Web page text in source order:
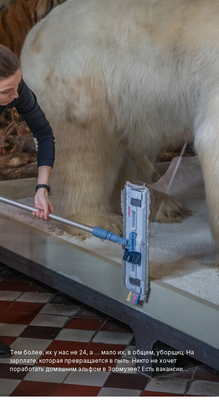
Тем более, их у нас не 24, а … мало их, в общем, уборщиц. На
зарплате, которая превращается в пыль. Никто не хочет
поработать домашним эльфом в Зоомузее? Есть вакансии…